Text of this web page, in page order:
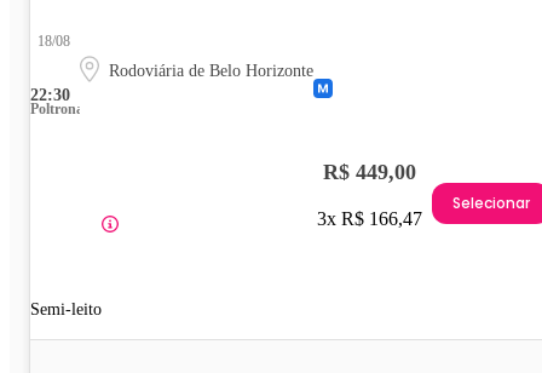
22:30
18/08
Rodoviária de Belo Horizonte
Poltrona
Semi-leito
R$ 449,00
3x R$ 166,47
Selecionar